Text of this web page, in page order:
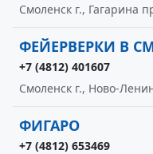
Смоленск г., Гагарина
ФЕЙЕРВЕРКИ В
+7 (4812) 401607
Смоленск г., Ново-
ФИГАРО
+7 (4812) 653469